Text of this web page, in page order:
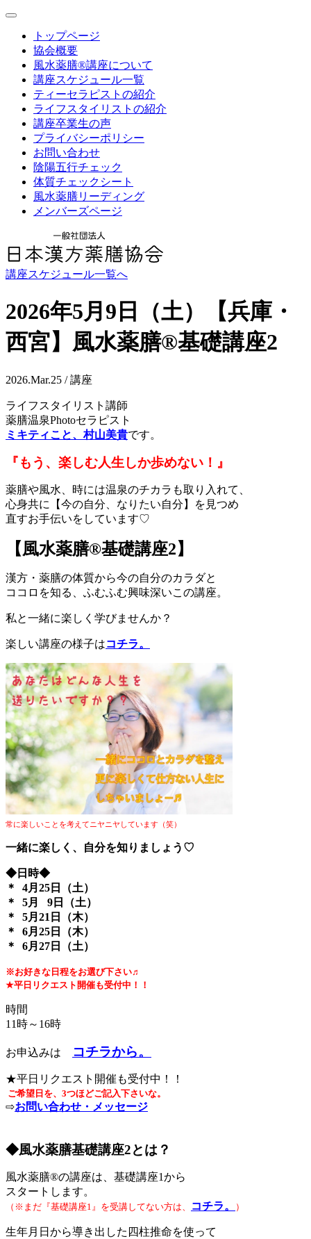
toggle
navigationトップページ
協会概要
風水薬膳®講座について
講座スケジュール一覧
ティーセラピストの紹介
ライフスタイリストの紹介
講座卒業生の声
プライバシーポリシー
お問い合わせ
陰陽五行チェック
体質チェックシート
風水薬膳リーディング
メンバーズページ
講座スケジュール一覧へ
2026年5月9日（土）【兵庫・
西宮】風水薬膳®︎基礎講座2
2026.Mar.25 / 講座
ライフスタイリスト講師
薬膳温泉Photoセラピスト
ミキティこと、村山美貴です。
『もう、楽しむ人生しか歩めない！』
薬膳や風水、時には温泉のチカラも取り入れて、
心身共に【今の自分、なりたい自分】を見つめ
直すお手伝いをしています♡
【風水薬膳®︎基礎講座2】
漢方・薬膳の体質から今の自分のカラダと
ココロを知る、ふむふむ興味深いこの講座。
私と一緒に楽しく学びませんか？
楽しい講座の様子はコチラ。
常に楽しいことを考えてニヤニヤしています（笑）
一緒に楽しく、自分を知りましょう♡
◆日時◆
＊ 4月25日（土）
＊ 5月 9日（土）
＊ 5月21日（木）
＊ 6月25日（木）
＊ 6月27日（土）
※お好きな日程をお選び下さい♬
★平日リクエスト開催も受付中！！
時間
11時～16時
お申込みは コチラから。
★平日リクエスト開催も受付中！！
ご希望日を、3つほどご記入下さいな。
⇨お問い合わせ・メッセージ
◆風水薬膳基礎講座2とは？
風水薬膳®の講座は、基礎講座1から
スタートします。
（※まだ『基礎講座1』を受講してない方は、 コチラ。 ）
生年月日から導き出した四柱推命を使って